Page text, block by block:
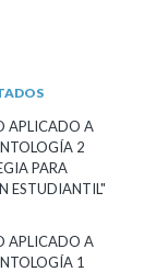
APLICADO A
2
PARA
ESTUDIANTIL"
APLICADO A
1